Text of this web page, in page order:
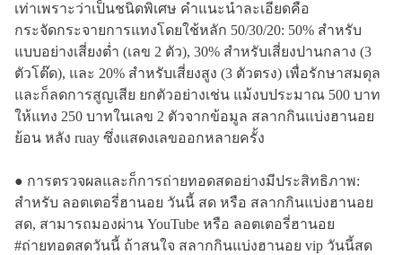
เท่าเพราะว่าเป็นชนิดพิเศษ คำแนะนำละเอียดคือ
กระจัดกระจายการแทงโดยใช้หลัก 50/30/20: 50% สำหรับ
แบบอย่างเสี่ยงต่ำ (เลข 2 ตัว), 30% สำหรับเสี่ยงปานกลาง (3
ตัวโต๊ด), และ 20% สำหรับเสี่ยงสูง (3 ตัวตรง) เพื่อรักษาสมดุล
และก็ลดการสูญเสีย ยกตัวอย่างเช่น แม้งบประมาณ 500 บาท
ให้แทง 250 บาทในเลข 2 ตัวจากข้อมูล สลากกินแบ่งฮานอย
ย้อน หลัง ruay ซึ่งแสดงเลขออกหลายครั้ง
● การตรวจผลและก็การถ่ายทอดสดอย่างมีประสิทธิภาพ:
สำหรับ ลอตเตอรี่ฮานอย วันนี้ สด หรือ สลากกินแบ่งฮานอย
สด, สามารถมองผ่าน YouTube หรือ ลอตเตอรี่ฮานอย
#ถ่ายทอดสดวันนี้ ถ้าสนใจ สลากกินแบ่งฮานอย vip วันนี้สด